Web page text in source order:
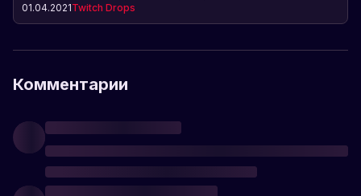
не пропускайте возможность получить редкие предметы для
своего персонажа.
01.04.2021Twitch Drops
Комментарии